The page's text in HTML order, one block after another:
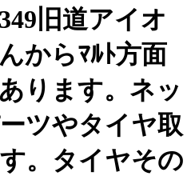
旧道アイオ
からﾏﾙﾄ方面
ります。ネッ
ツやタイヤ取
。タイヤその